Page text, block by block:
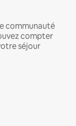
communauté
compter
séjour